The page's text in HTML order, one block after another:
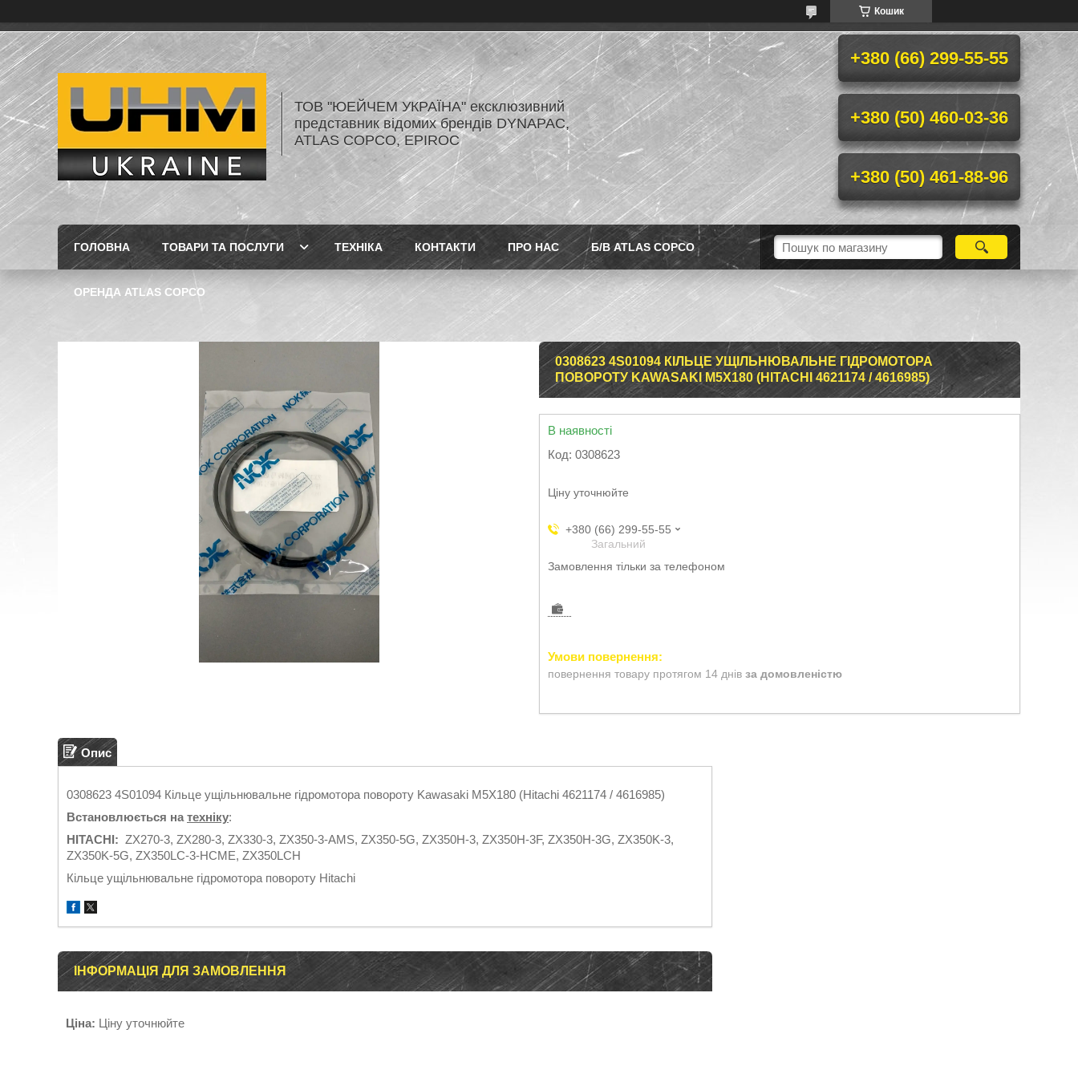
Кошик
ТОВ "ЮЕЙЧЕМ УКРАЇНА" ексклюзивний
представник відомих брендів DYNAPAC,
ATLAS COPCO, EPIROC
+380 (66) 299-55-55
+380 (50) 460-03-36
+380 (50) 461-88-96
ГОЛОВНА ТОВАРИ ТА ПОСЛУГИ ТЕХНІКА КОНТАКТИ ПРО НАС Б/В ATLAS COPCO
ОРЕНДА ATLAS COPCO
0308623 4S01094 КІЛЬЦЕ УЩІЛЬНЮВАЛЬНЕ ГІДРОМОТОРА
ПОВОРОТУ KAWASAKI M5X180 (HITACHI 4621174 / 4616985)
В наявності
Код: 0308623
Ціну уточнюйте
+380 (66) 299-55-55
Загальний
Замовлення тільки за телефоном
повернення товару протягом 14 днів за домовленістю
Опис
0308623 4S01094 Кільце ущільнювальне гідромотора повороту Kawasaki M5X180 (Hitachi 4621174 / 4616985)
Встановлюється на техніку:
HITACHI: ZX270-3, ZX280-3, ZX330-3, ZX350-3-AMS, ZX350-5G, ZX350H-3, ZX350H-3F, ZX350H-3G, ZX350K-3,
ZX350K-5G, ZX350LC-3-HCME, ZX350LCH
Кільце ущільнювальне гідромотора повороту Hitachi
ІНФОРМАЦІЯ ДЛЯ ЗАМОВЛЕННЯ
Ціна: Ціну уточнюйте